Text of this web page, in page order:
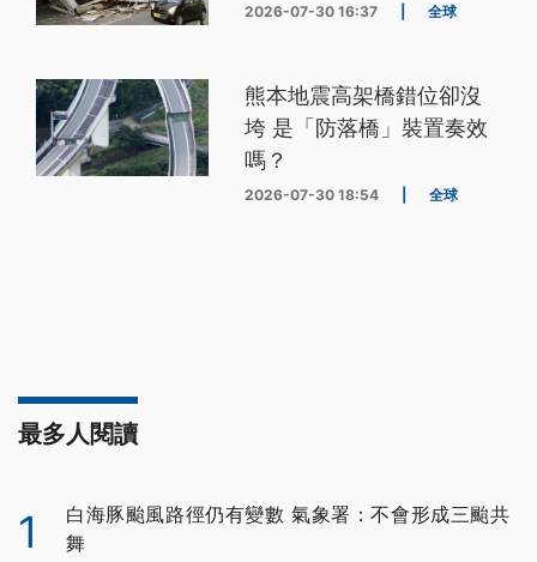
2026-07-30 16:37 全球
熊本地震高架橋錯位卻沒
垮 是「防落橋」裝置奏效
嗎？
2026-07-30 18:54 全球
最多人閱讀
1
白海豚颱風路徑仍有變數 氣象署：不會形成三颱共
舞